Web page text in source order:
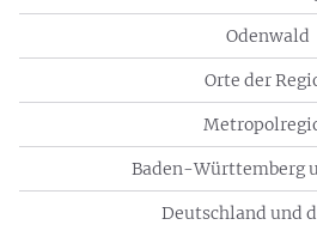
Odenwald
Orte der
Baden-Württemberg
Deutschland und